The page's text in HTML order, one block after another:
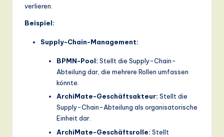
verlieren.
Beispiel:
Supply-Chain-Management:
BPMN-Pool: Stellt die Supply-Chain-
Abteilung dar, die mehrere Rollen umfassen
könnte.
ArchiMate-Geschäftsakteur: Stellt die
Supply-Chain-Abteilung als organisatorische
Einheit dar.
ArchiMate-Geschäftsrolle: Stellt